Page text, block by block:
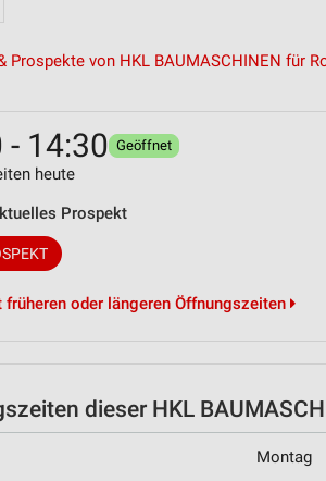
Prospekte von HKL BAUMASCHINEN für
- 14:30 Geöffnet
heute
Prospekt
früheren oder längeren Öffnungszeiten
dieser HKL
Montag